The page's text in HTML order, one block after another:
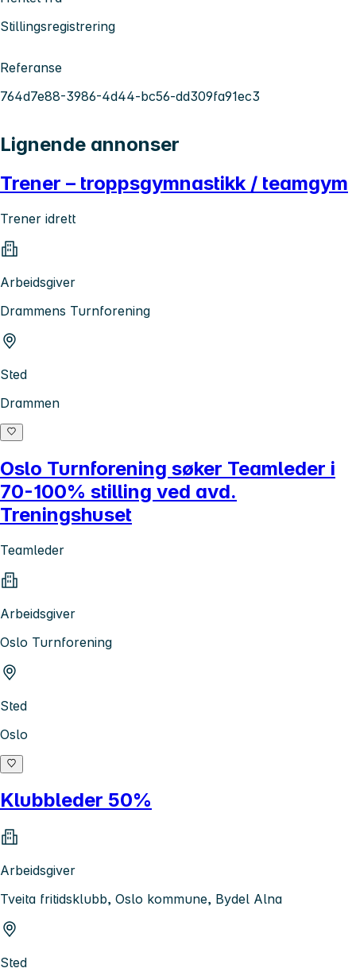
Stillingsregistrering
Referanse
764d7e88-3986-4d44-bc56-dd309fa91ec3
Lignende annonser
Trener – troppsgymnastikk / teamgym
Trener idrett
Arbeidsgiver
Drammens Turnforening
Sted
Drammen
Oslo Turnforening søker Teamleder i
70-100% stilling ved avd.
Treningshuset
Teamleder
Arbeidsgiver
Oslo Turnforening
Sted
Oslo
Klubbleder 50%
Arbeidsgiver
Tveita fritidsklubb, Oslo kommune, Bydel Alna
Sted